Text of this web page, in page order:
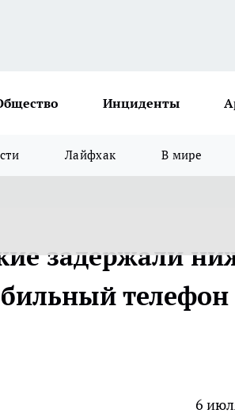
Инциденты
Лайфхак В мире
задержали
телефон
6